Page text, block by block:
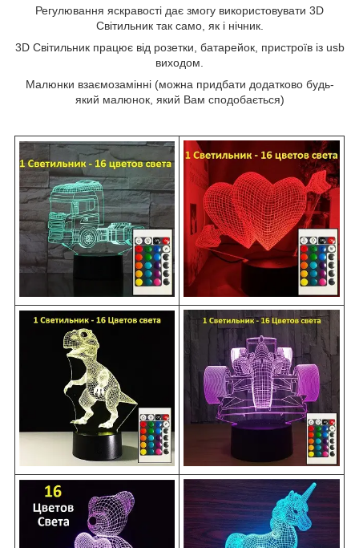
Регулювання яскравості дає змогу використовувати 3D
Світильник так само, як і нічник.
3D Світильник працює від розетки, батарейок, пристроїв із usb
виходом.
Малюнки взаємозамінні (можна придбати додатково будь-
який малюнок, який Вам сподобається)